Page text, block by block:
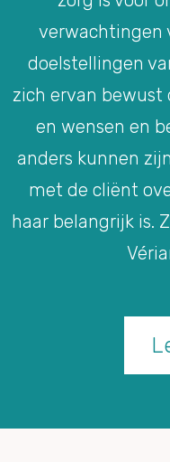
verwachtingen
doelstellingen
zich ervan
en wensen en
anders kunnen
met de cliënt
haar belangrijk is.